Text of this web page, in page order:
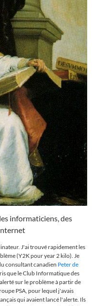
informaticiens, des
J'ai trouvé rapidement les
(Y2K pour year 2 kilo). Je
consultant canadien Peter de
que le Club Informatique des
sur le problème à partir de
PSA, pour lequel j'avais
qui avaient lancé l'alerte. Ils